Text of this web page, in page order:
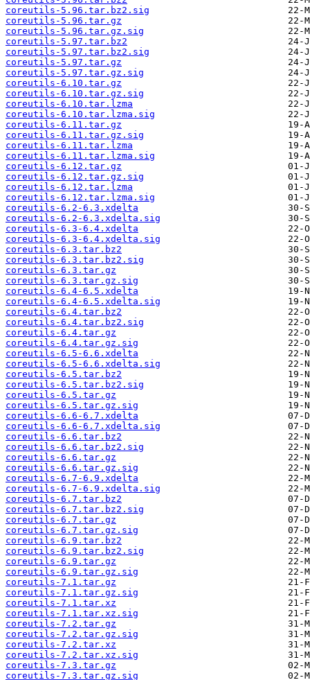
coreutils-5.96.tar.bz2.sig
coreutils-5.96.tar.gz
coreutils-5.96.tar.gz.sig
coreutils-5.97.tar.bz2
coreutils-5.97.tar.bz2.sig
coreutils-5.97.tar.gz
coreutils-5.97.tar.gz.sig
coreutils-6.10.tar.gz
coreutils-6.10.tar.gz.sig
coreutils-6.10.tar.lzma
coreutils-6.10.tar.lzma.sig
coreutils-6.11.tar.gz
coreutils-6.11.tar.gz.sig
coreutils-6.11.tar.lzma
coreutils-6.11.tar.lzma.sig
coreutils-6.12.tar.gz
coreutils-6.12.tar.gz.sig
coreutils-6.12.tar.lzma
coreutils-6.12.tar.lzma.sig
coreutils-6.2-6.3.xdelta
coreutils-6.2-6.3.xdelta.sig
coreutils-6.3-6.4.xdelta
coreutils-6.3-6.4.xdelta.sig
coreutils-6.3.tar.bz2
coreutils-6.3.tar.bz2.sig
coreutils-6.3.tar.gz
coreutils-6.3.tar.gz.sig
coreutils-6.4-6.5.xdelta
coreutils-6.4-6.5.xdelta.sig
coreutils-6.4.tar.bz2
coreutils-6.4.tar.bz2.sig
coreutils-6.4.tar.gz
coreutils-6.4.tar.gz.sig
coreutils-6.5-6.6.xdelta
coreutils-6.5-6.6.xdelta.sig
coreutils-6.5.tar.bz2
coreutils-6.5.tar.bz2.sig
coreutils-6.5.tar.gz
coreutils-6.5.tar.gz.sig
coreutils-6.6-6.7.xdelta
coreutils-6.6-6.7.xdelta.sig
coreutils-6.6.tar.bz2
coreutils-6.6.tar.bz2.sig
coreutils-6.6.tar.gz
coreutils-6.6.tar.gz.sig
coreutils-6.7-6.9.xdelta
coreutils-6.7-6.9.xdelta.sig
coreutils-6.7.tar.bz2
coreutils-6.7.tar.bz2.sig
coreutils-6.7.tar.gz
coreutils-6.7.tar.gz.sig
coreutils-6.9.tar.bz2
coreutils-6.9.tar.bz2.sig
coreutils-6.9.tar.gz
coreutils-6.9.tar.gz.sig
coreutils-7.1.tar.gz
coreutils-7.1.tar.gz.sig
coreutils-7.1.tar.xz
coreutils-7.1.tar.xz.sig
coreutils-7.2.tar.gz
coreutils-7.2.tar.gz.sig
coreutils-7.2.tar.xz
coreutils-7.2.tar.xz.sig
coreutils-7.3.tar.gz
coreutils-7.3.tar.gz.sig